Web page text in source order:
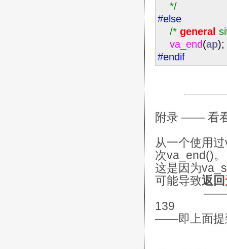
*/
#else
/* general
va_end(ap);
#endif
附录 —— 看
从一个使用
次va_end()。
这是因为
可能导致返回
——《C++
139
——即上面提